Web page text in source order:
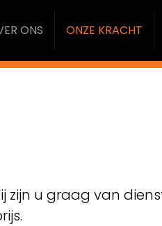
ONS ONZE KRACHT
zijn u graag van